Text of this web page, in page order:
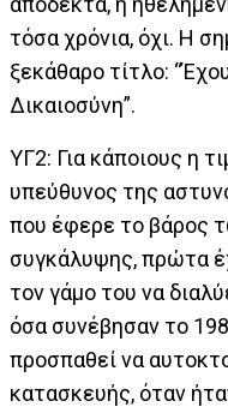
τόσα χρόνια, όχι. Η
ξεκάθαρο τίτλο:
Δικαιοσύνη”.
ΥΓ2: Για κάποιους η
υπεύθυνος της
που έφερε το βάρος
συγκάλυψης, πρώτα
τον γάμο του να
όσα συνέβησαν το
προσπαθεί να
κατασκευής, όταν